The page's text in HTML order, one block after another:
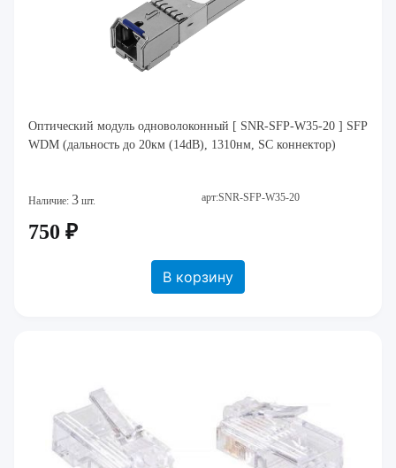
Оптический модуль одноволоконный [ SNR-SFP-W35-20 ] SFP
WDM (дальность до 20км (14dB), 1310нм, SC коннектор)
Наличие: 3 шт. арт:SNR-SFP-W35-20
750 ₽
В корзину